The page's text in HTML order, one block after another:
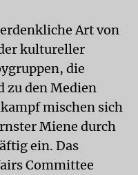
Art von
kultureller
die
zu den Medien
mischen sich
Miene durch
ein. Das
Committee